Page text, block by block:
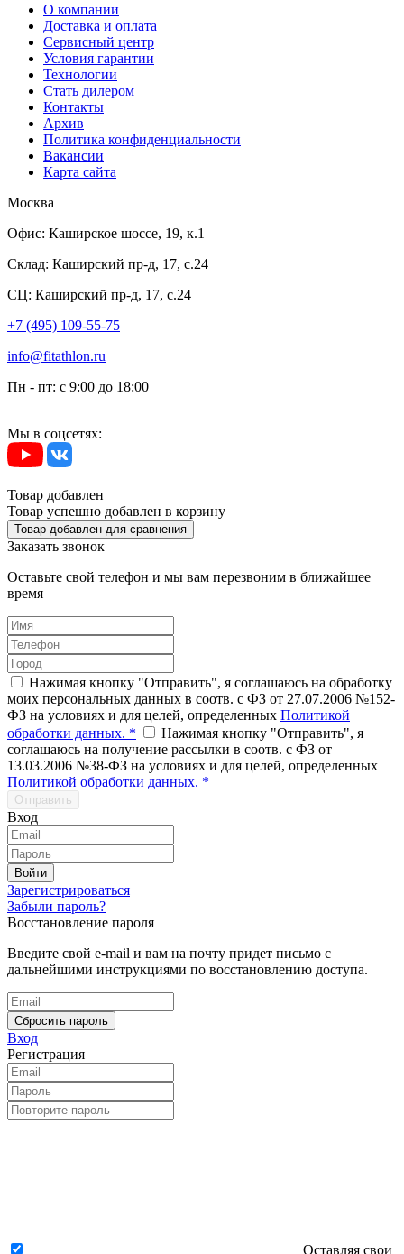
О компании
Доставка и оплата
Сервисный центр
Условия гарантии
Технологии
Стать дилером
Контакты
Архив
Политика конфиденциальности
Вакансии
Карта сайта
Москва
Офис: Каширское шоссе, 19, к.1
Склад: Каширский пр-д, 17, с.24
СЦ: Каширский пр-д, 17, с.24
+7 (495) 109-55-75
info@fitathlon.ru
Пн - пт: c 9:00 до 18:00
Мы в соцсетях:
Товар добавлен
Товар успешно добавлен в корзину
Товар добавлен для сравнения
Заказать звонок
Оставьте свой телефон и мы вам перезвоним в ближайшее
время
Нажимая кнопку "Отправить", я соглашаюсь на обработку
моих персональных данных в соотв. с ФЗ от 27.07.2006 №152-
ФЗ на условиях и для целей, определенных Политикой
обработки данных. *
Нажимая кнопку "Отправить", я
соглашаюсь на получение рассылки в соотв. с ФЗ от
13.03.2006 №38-ФЗ на условиях и для целей, определенных
Политикой обработки данных. *
Отправить
Вход
Войти
Зарегистрироваться
Забыли пароль?
Восстановление пароля
Введите свой e-mail и вам на почту придет письмо с
дальнейшими инструкциями по восстановлению доступа.
Сбросить пароль
Вход
Регистрация
Оставляя свои